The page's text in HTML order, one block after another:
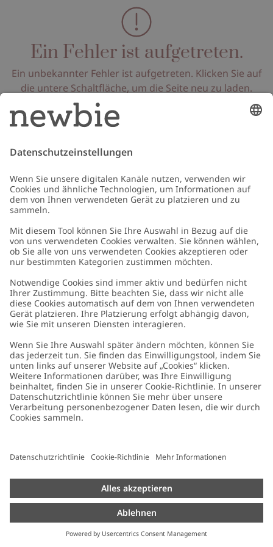
Ein Fehler ist aufgetreten.
Ein unbekannter Fehler ist aufgetreten. Klicken Sie auf
die untere Schaltfläche, um die Seite neu zu laden.
Seite neu laden